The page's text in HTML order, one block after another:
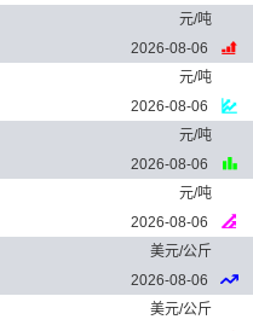
元/吨
2026-08-06
元/吨
2026-08-06
元/吨
2026-08-06
元/吨
2026-08-06
美元/公斤
2026-08-06
美元/公斤